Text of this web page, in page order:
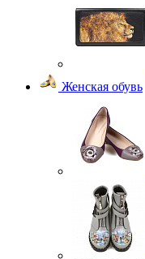
Женская обувь